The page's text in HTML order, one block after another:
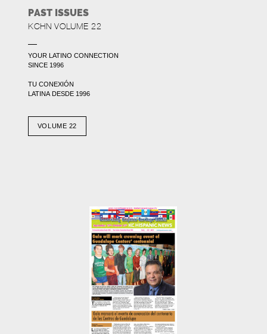
PAST ISSUES
KCHN VOLUME 22
YOUR LATINO CONNECTION
SINCE 1996
TU CONEXIÓN
LATINA DESDE 1996
VOLUME 22